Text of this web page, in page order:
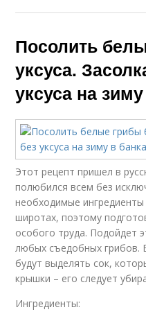
Посолить
уксуса.
уксуса на
Этот рецепт пришел в
полюбился всем без
необходимые
широтах, поэтому
особого труда. Подойдет
любых съедобных грибов.
будут выделять сок,
крышки – его следует
Ингредиенты: